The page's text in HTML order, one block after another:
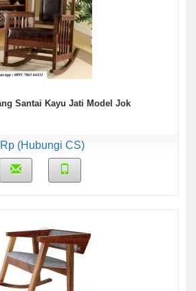
Santai Kayu Jati Model Jok
Rp (Hubungi CS)